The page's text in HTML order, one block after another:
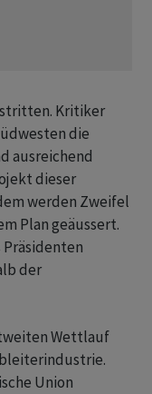
Kritiker
die
ausreichend
dieser
‌werden Zweifel
Plan geäussert.
Präsidenten
der
Wettlauf
​Union